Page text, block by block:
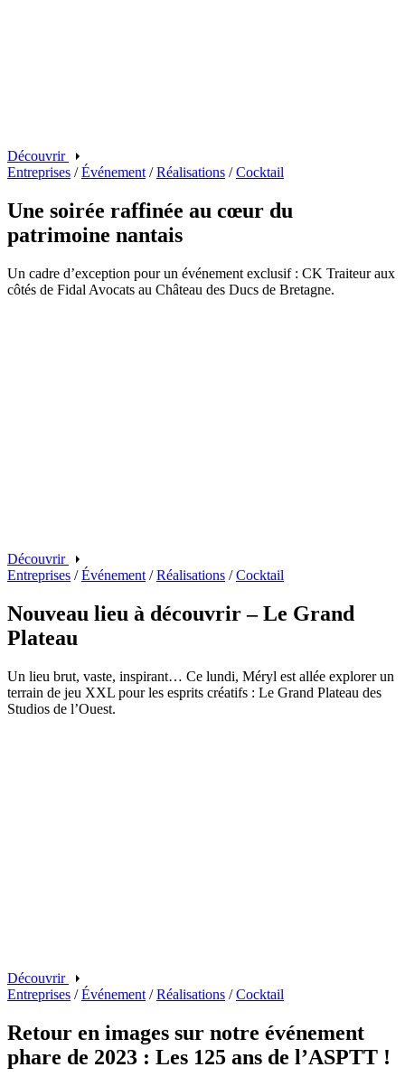
Découvrir
Entreprises /Événement /Réalisations /Cocktail
Une soirée raffinée au cœur du
patrimoine nantais
Un cadre d’exception pour un événement exclusif : CK Traiteur aux
côtés de Fidal Avocats au Château des Ducs de Bretagne.
Découvrir
Entreprises /Événement /Réalisations /Cocktail
Nouveau lieu à découvrir – Le Grand
Plateau
Un lieu brut, vaste, inspirant… Ce lundi, Méryl est allée explorer un
terrain de jeu XXL pour les esprits créatifs : Le Grand Plateau des
Studios de l’Ouest.
Découvrir
Entreprises /Événement /Réalisations /Cocktail
Retour en images sur notre événement
phare de 2023 : Les 125 ans de l’ASPTT !